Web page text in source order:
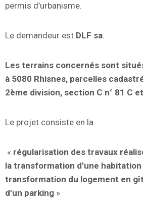
permis d’urbanisme.
Le demandeur est DLF sa.
Les terrains concernés sont
à 5080 Rhisnes, parcelles
2ème division, section C n° 81 C
Le projet consiste en la
« régularisation des travaux
la transformation d’une
transformation du logement en
d’un parking »